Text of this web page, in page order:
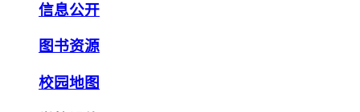
信息公开
图书资源
校园地图